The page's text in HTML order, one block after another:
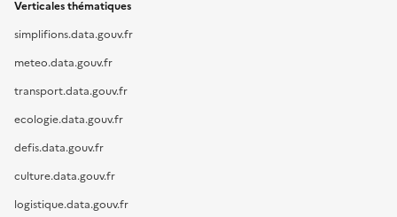
Verticales thématiques
simplifions.data.gouv.fr
meteo.data.gouv.fr
transport.data.gouv.fr
ecologie.data.gouv.fr
defis.data.gouv.fr
culture.data.gouv.fr
logistique.data.gouv.fr